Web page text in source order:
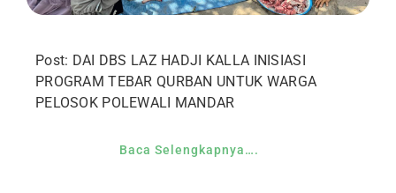
Post: DAI DBS LAZ HADJI KALLA INISIASI
PROGRAM TEBAR QURBAN UNTUK WARGA
PELOSOK POLEWALI MANDAR
Baca Selengkapnya….